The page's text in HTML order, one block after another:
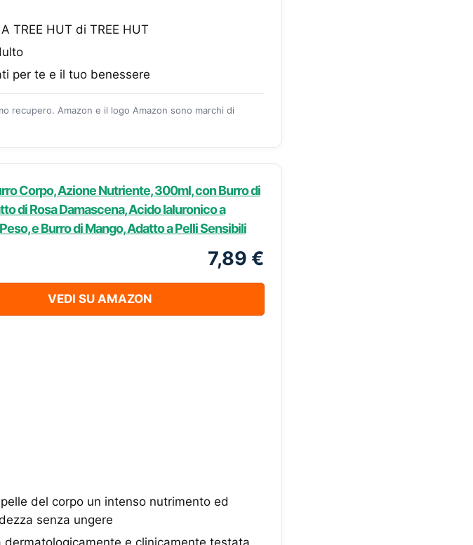
TREE HUT di TREE HUT
per te e il tuo benessere
recupero. Amazon e il logo Amazon sono marchi di
Corpo, Azione Nutriente, 300ml, con Burro di
di Rosa Damascena, Acido Ialuronico a
e Burro di Mango, Adatto a Pelli Sensibili
7,89 €
VEDI SU AMAZON
pelle del corpo un intenso nutrimento ed
senza ungere